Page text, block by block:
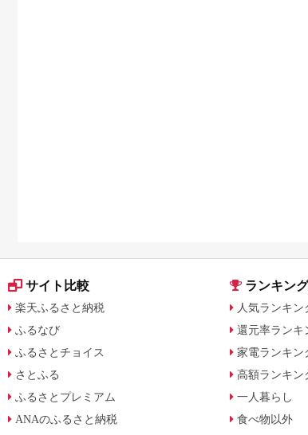
サイト比較
楽天ふるさと納税
ふるなび
ふるさとチョイス
さとふる
ふるさとプレミアム
ANAのふるさと納税
ランキン
人気ランキン
還元率ランキ
家電ランキン
高額ランキン
一人暮らし
食べ物以外